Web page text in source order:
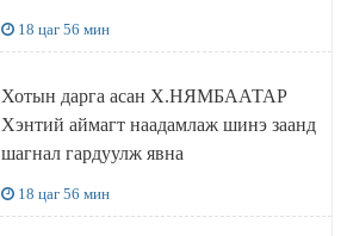
18 цаг 56 мин
Хотын дарга асан Х.НЯМБААТАР
Хэнтий аймагт наадамлаж шинэ заанд
шагнал гардуулж явна
18 цаг 56 мин